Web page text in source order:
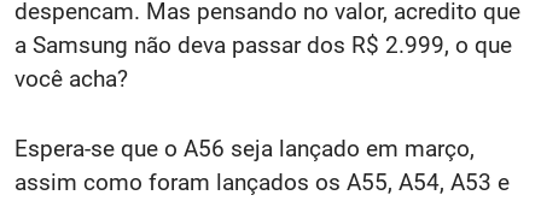
despencam. Mas pensando no valor, acredito que
a Samsung não deva passar dos R$ 2.999, o que
você acha?
Espera-se que o A56 seja lançado em março,
assim como foram lançados os A55, A54, A53 e